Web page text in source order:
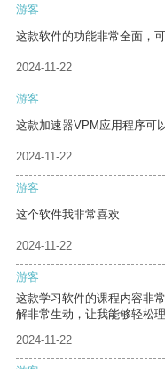
游客
这款软件的功能非常全面，
2024-11-22
游客
这款加速器VPM应用程序可
2024-11-22
游客
这个软件我非常喜欢
2024-11-22
游客
这款学习软件的课程内容非
解非常生动，让我能够轻松理
2024-11-22